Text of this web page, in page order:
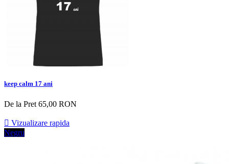
keep calm 17 ani
De la Pret 65,00 RON
 Vizualizare rapida
Negru